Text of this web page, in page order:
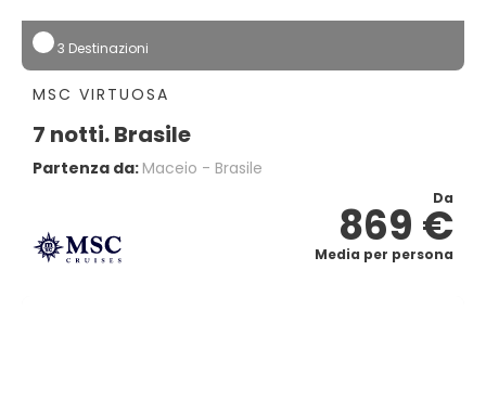
3 Destinazioni
MSC VIRTUOSA
7 notti. Brasile
Partenza da: Maceio - Brasile
Da
869 €
Media per persona